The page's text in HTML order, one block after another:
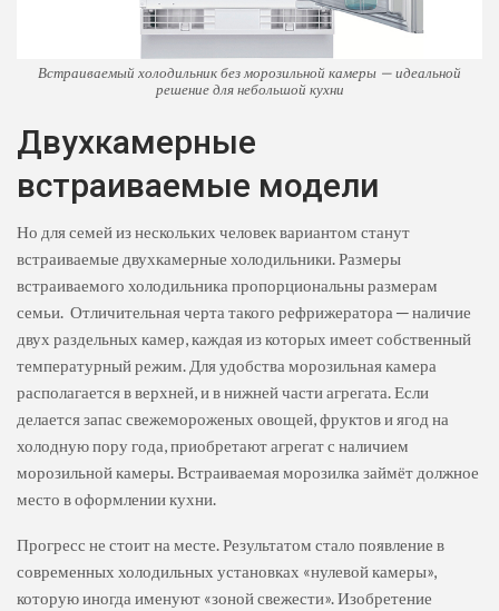
Встраиваемый холодильник без морозильной камеры — идеальной
решение для небольшой кухни
Двухкамерные
встраиваемые модели
Но для семей из нескольких человек вариантом станут
встраиваемые двухкамерные холодильники. Размеры
встраиваемого холодильника пропорциональны размерам
семьи. Отличительная черта такого рефрижератора ─ наличие
двух раздельных камер, каждая из которых имеет собственный
температурный режим. Для удобства морозильная камера
располагается в верхней, и в нижней части агрегата. Если
делается запас свежемороженых овощей, фруктов и ягод на
холодную пору года, приобретают агрегат с наличием
морозильной камеры. Встраиваемая морозилка займёт должное
место в оформлении кухни.
Прогресс не стоит на месте. Результатом стало появление в
современных холодильных установках «нулевой камеры»,
которую иногда именуют «зоной свежести». Изобретение